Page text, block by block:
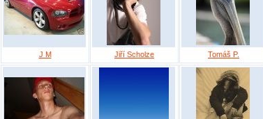
J M Jiří Scholze Tomáš P.